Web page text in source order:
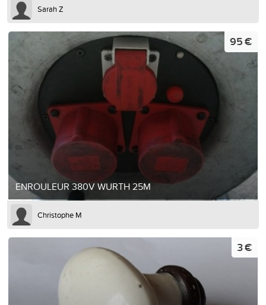
Sarah Z
ENROULEUR 380V WURTH 25M
95 €
Christophe M
3 €